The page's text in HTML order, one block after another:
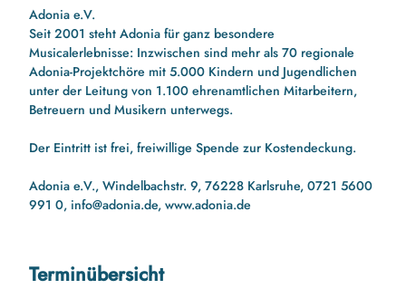
Adonia e.V.
Seit 2001 steht Adonia für ganz besondere
Musicalerlebnisse: Inzwischen sind mehr als 70 regionale
Adonia-Projektchöre mit 5.000 Kindern und Jugendlichen
unter der Leitung von 1.100 ehrenamtlichen Mitarbeitern,
Betreuern und Musikern unterwegs.
Der Eintritt ist frei, freiwillige Spende zur Kostendeckung.
Adonia e.V., Windelbachstr. 9, 76228 Karlsruhe, 0721 5600
991 0, info@adonia.de, www.adonia.de
Terminübersicht